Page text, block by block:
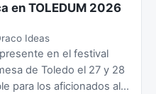
en TOLEDUM 2026
Ideas
en el festival
de Toledo el 27 y 28
para los aficionados al